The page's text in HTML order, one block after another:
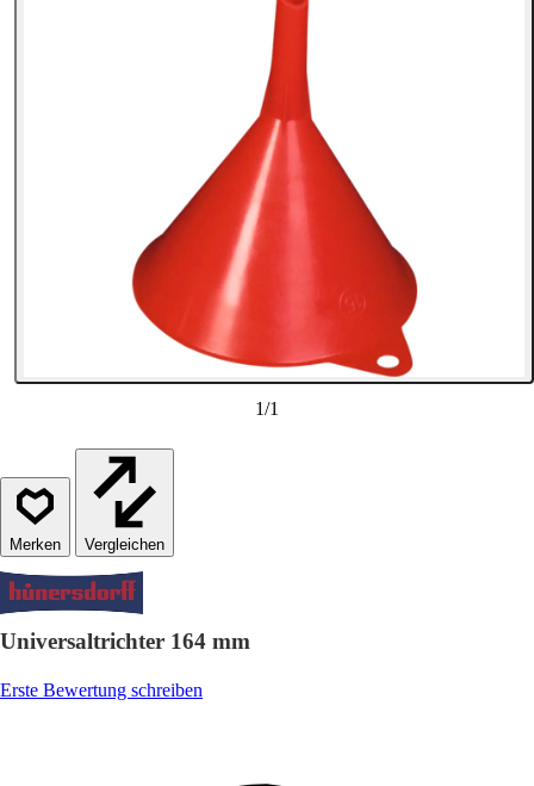
1/1
Vergleichen
Universaltrichter 164 mm
Erste Bewertung schreiben